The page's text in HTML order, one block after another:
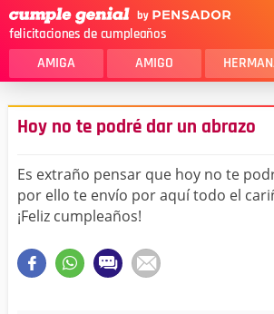
felicitaciones de cumpleaños
AMIGA AMIGO
MAMA
SOBRINA
HERMANO
NOVIA
Hoy no te podré dar un abrazo
Es extraño pensar que hoy no te
por ello te envío por aquí todo el
¡Feliz cumpleaños!